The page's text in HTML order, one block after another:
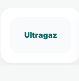
Ultragaz